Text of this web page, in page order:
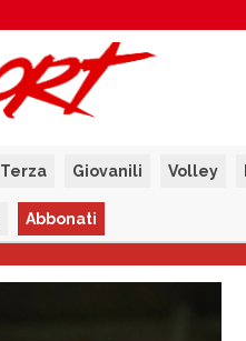
Terza Giovanili Volley
Abbonati